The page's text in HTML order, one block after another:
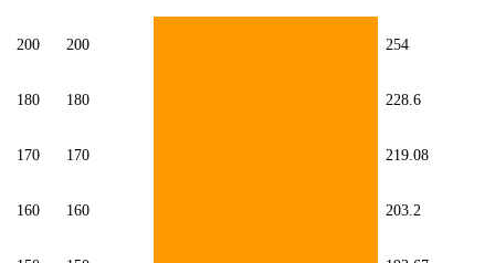
200 200 254
180 180 228.6
170 170 219.08
160 160 203.2